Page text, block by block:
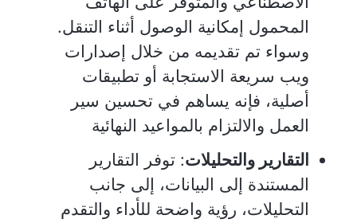
المحمول إمكانية الوصول أثناء التنقل.
وسواء تم تقديمه من خلال إصدارات
ويب سريعة الاستجابة أو تطبيقات
أصلية، فإنه يساهم في تحسين سير
العمل والالتزام بالمواعيد النهائية
التقارير والتحليلات: توفر التقارير
المستندة إلى البيانات، إلى جانب
التحليلات، رؤية واضحة للأداء والتقدم